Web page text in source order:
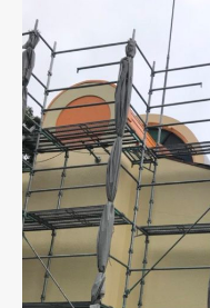
施工事例
会社概要
お問い合わせ
プライバシーポリシー
リンク集
サイトマップ